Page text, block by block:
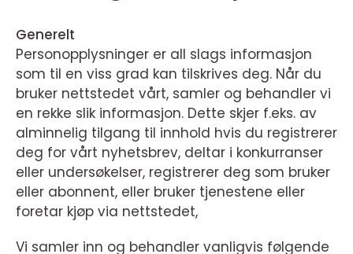
Generelt
Personopplysninger er all slags informasjon
som til en viss grad kan tilskrives deg. Når du
bruker nettstedet vårt, samler og behandler vi
en rekke slik informasjon. Dette skjer f.eks. av
alminnelig tilgang til innhold hvis du registrerer
deg for vårt nyhetsbrev, deltar i konkurranser
eller undersøkelser, registrerer deg som bruker
eller abonnent, eller bruker tjenestene eller
foretar kjøp via nettstedet,
Vi samler inn og behandler vanligvis følgende